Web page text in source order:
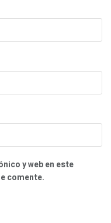
y web en este
comente.